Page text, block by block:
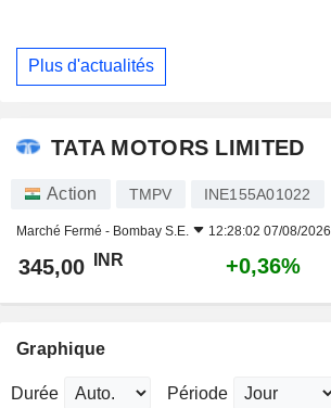
Plus d'actualités
TATA MOTORS LIMITED
Action TMPV INE155A01022
Marché Fermé - Bombay S.E. 12:28:02 07/08/2026
345,00 INR +0,36%
Graphique
Durée Période